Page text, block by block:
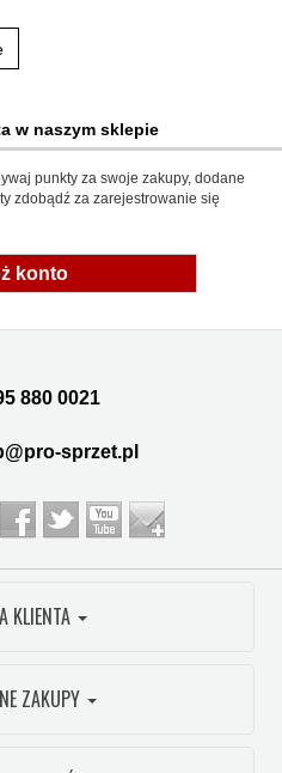
w naszym sklepie
punkty za swoje zakupy, dodane
zdobądź za zarejestrowanie się
konto
880 0021
sprzet.pl
KLIENTA
ZAKUPY